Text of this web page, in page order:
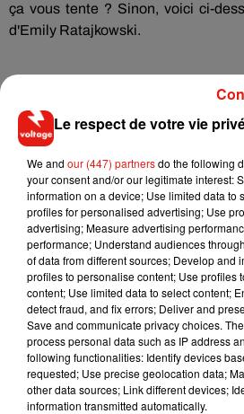
ça vous tente ? Sinon, voici ci-
d'Emily Ratajkowski.
Musique
6 août 2026
Il y a 10 ans, DJ
dimension avec
Le respect de votre vie
We and our (447) partnersdo the following
your consent and/or our legitimate interest:
information on a device; Use limited data to
profiles for personalised advertising; Use
advertising; Measure advertising
performance; Understand audiences
of data from different sources; Develop and
profiles to personalise content; Use profiles
content; Use limited data to select content;
detect fraud, and fix errors; Deliver and
Save and communicate privacy choices.
process personal data such as IP address
following functionalities: Identify devices
requested; Use precise geolocation data;
other data sources; Link different devices;
information transmitted automatically.